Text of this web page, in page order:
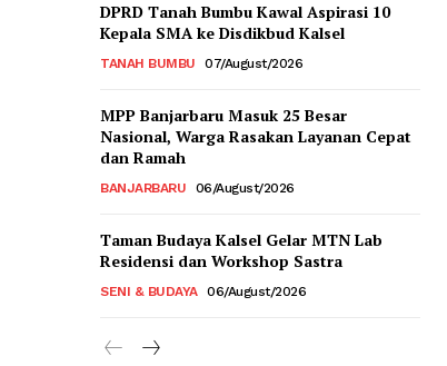
DPRD Tanah Bumbu Kawal Aspirasi 10
Kepala SMA ke Disdikbud Kalsel
TANAH BUMBU 07/August/2026
MPP Banjarbaru Masuk 25 Besar
Nasional, Warga Rasakan Layanan Cepat
dan Ramah
BANJARBARU 06/August/2026
Taman Budaya Kalsel Gelar MTN Lab
Residensi dan Workshop Sastra
SENI & BUDAYA 06/August/2026